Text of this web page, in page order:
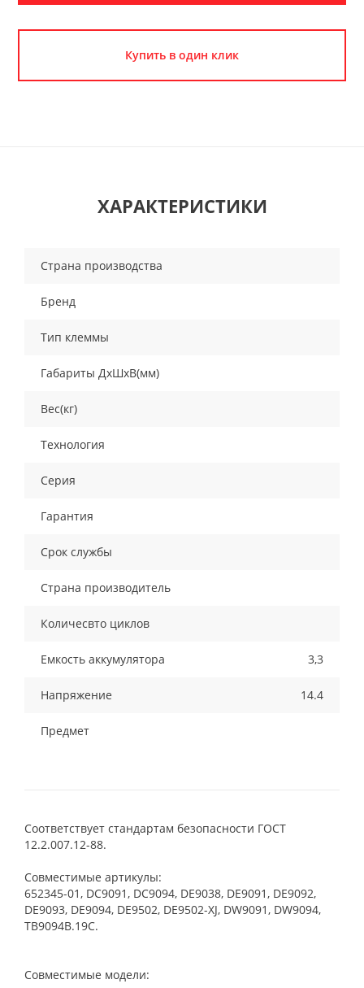
Купить в один клик
ХАРАКТЕРИСТИКИ
Страна производства
Бренд
Тип клеммы
Габариты ДхШхВ(мм)
Вес(кг)
Технология
Серия
Гарантия
Срок службы
Страна производитель
Количесвто циклов
Емкость аккумулятора 3,3
Напряжение 14.4
Предмет
Соответствует стандартам безопасности ГОСТ
12.2.007.12-88.
Совместимые артикулы:
652345-01, DC9091, DC9094, DE9038, DE9091, DE9092,
DE9093, DE9094, DE9502, DE9502-XJ, DW9091, DW9094,
TB9094B.19C.
Совместимые модели: